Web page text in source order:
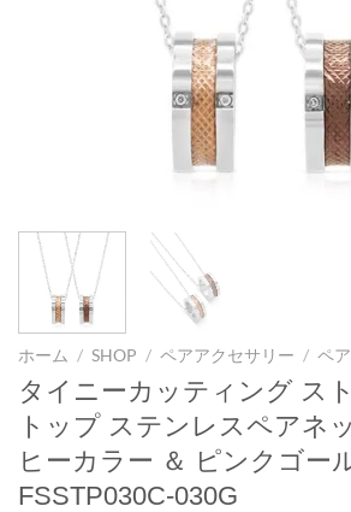
ホーム / SHOP / ペアアクセサリー / ペ
タイニーカッティング ス
トップ ステンレスペアネ
ヒーカラー ＆ ピンクゴー
FSSTP030C-030G